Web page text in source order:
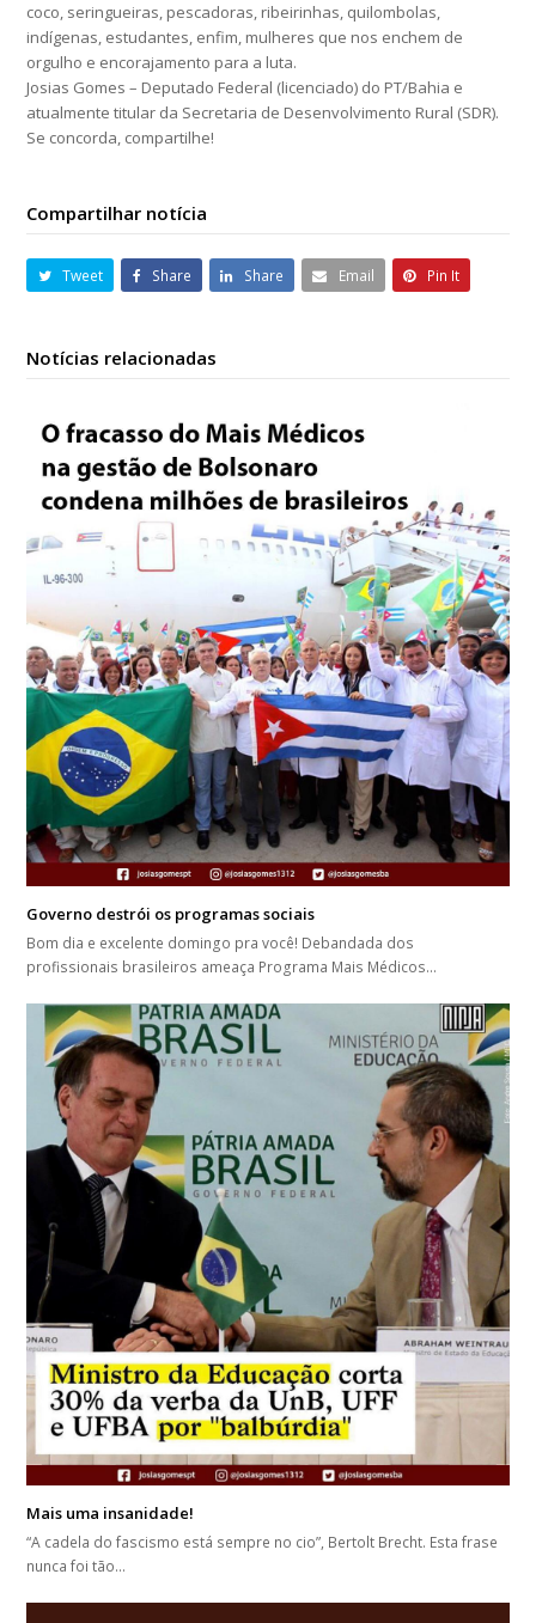
coco, seringueiras, pescadoras, ribeirinhas, quilombolas,
indígenas, estudantes, enfim, mulheres que nos enchem de
orgulho e encorajamento para a luta.
Josias Gomes – Deputado Federal (licenciado) do PT/Bahia e
atualmente titular da Secretaria de Desenvolvimento Rural (SDR).
Se concorda, compartilhe!
Compartilhar notícia
Tweet Share Share Email Pin It
Notícias relacionadas
Governo destrói os programas sociais
Bom dia e excelente domingo pra você! Debandada dos
profissionais brasileiros ameaça Programa Mais Médicos…
Mais uma insanidade!
“A cadela do fascismo está sempre no cio”, Bertolt Brecht. Esta frase
nunca foi tão…